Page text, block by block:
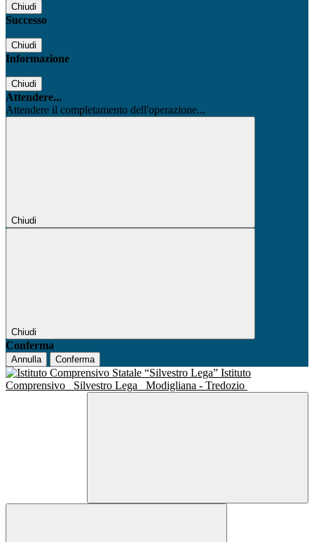
Chiudi
Successo
Chiudi
Informazione
Chiudi
Attendere...
Attendere il completamento dell'operazione...
Chiudi
Chiudi
Conferma
Annulla Conferma
Istituto
Comprensivo
Silvestro Lega Modigliana - Tredozio